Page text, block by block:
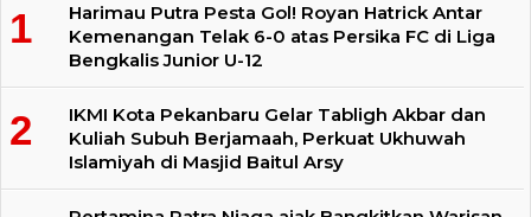
Harimau Putra Pesta Gol! Royan Hatrick Antar
Kemenangan Telak 6-0 atas Persika FC di Liga
Bengkalis Junior U-12
IKMI Kota Pekanbaru Gelar Tabligh Akbar dan
Kuliah Subuh Berjamaah, Perkuat Ukhuwah
Islamiyah di Masjid Baitul Arsy